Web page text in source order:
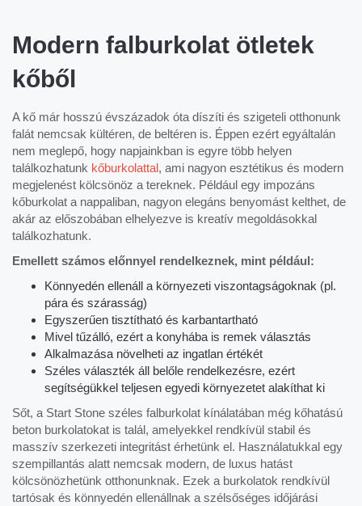
Modern falburkolat ötletek
kőből
A kő már hosszú évszázadok óta díszíti és szigeteli otthonunk
falát nemcsak kültéren, de beltéren is. Éppen ezért egyáltalán
nem meglepő, hogy napjainkban is egyre több helyen
találkozhatunk kőburkolattal, ami nagyon esztétikus és modern
megjelenést kölcsönöz a tereknek. Például egy impozáns
kőburkolat a nappaliban, nagyon elegáns benyomást kelthet, de
akár az előszobában elhelyezve is kreatív megoldásokkal
találkozhatunk.
Emellett számos előnnyel rendelkeznek, mint például:
Könnyedén ellenáll a környezeti viszontagságoknak (pl.
pára és szárasság)
Egyszerűen tisztítható és karbantartható
Mivel tűzálló, ezért a konyhába is remek választás
Alkalmazása növelheti az ingatlan értékét
Széles választék áll belőle rendelkezésre, ezért
segítségükkel teljesen egyedi környezetet alakíthat ki
Sőt, a Start Stone széles falburkolat kínálatában még kőhatású
beton burkolatokat is talál, amelyekkel rendkívül stabil és
masszív szerkezeti integritást érhetünk el. Használatukkal egy
szempillantás alatt nemcsak modern, de luxus hatást
kölcsönözhetünk otthonunknak. Ezek a burkolatok rendkívül
tartósak és könnyedén ellenállnak a szélsőséges időjárási